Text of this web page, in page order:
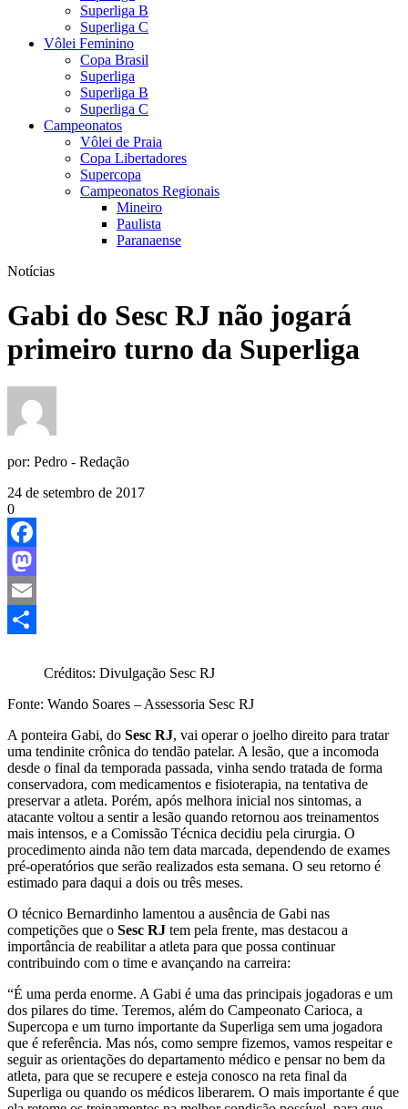
Superliga B
Superliga C
Vôlei Feminino
Copa Brasil
Superliga
Superliga B
Superliga C
Campeonatos
Vôlei de Praia
Copa Libertadores
Supercopa
Campeonatos Regionais
Mineiro
Paulista
Paranaense
Notícias
Gabi do Sesc RJ não jogará
primeiro turno da Superliga
por: Pedro - Redação
24 de setembro de 2017
0
Facebook
Mastodon
Email
Créditos: Divulgação Sesc RJ
Fonte: Wando Soares – Assessoria Sesc RJ
A ponteira Gabi, do Sesc RJ, vai operar o joelho direito para tratar
uma tendinite crônica do tendão patelar. A lesão, que a incomoda
desde o final da temporada passada, vinha sendo tratada de forma
conservadora, com medicamentos e fisioterapia, na tentativa de
preservar a atleta. Porém, após melhora inicial nos sintomas, a
atacante voltou a sentir a lesão quando retornou aos treinamentos
mais intensos, e a Comissão Técnica decidiu pela cirurgia. O
procedimento ainda não tem data marcada, dependendo de exames
pré-operatórios que serão realizados esta semana. O seu retorno é
estimado para daqui a dois ou três meses.
O técnico Bernardinho lamentou a ausência de Gabi nas
competições que o Sesc RJ tem pela frente, mas destacou a
importância de reabilitar a atleta para que possa continuar
contribuindo com o time e avançando na carreira:
“É uma perda enorme. A Gabi é uma das principais jogadoras e um
dos pilares do time. Teremos, além do Campeonato Carioca, a
Supercopa e um turno importante da Superliga sem uma jogadora
que é referência. Mas nós, como sempre fizemos, vamos respeitar e
seguir as orientações do departamento médico e pensar no bem da
atleta, para que se recupere e esteja conosco na reta final da
Superliga ou quando os médicos liberarem. O mais importante é que